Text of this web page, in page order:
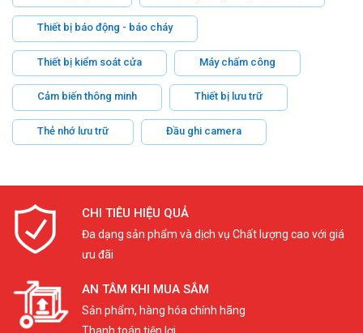
Thiết bị báo động - báo cháy
Thiết bị kiểm soát cửa Máy chấm công
Cảm biến thông minh Thiết bị lưu trữ
Thẻ nhớ lưu trữ Đầu ghi camera
CHI TIÊU HIỆU QUẢ
Đa dạng sản phẩm và dịch vụ Chất lượng cao với giá
ưu đãi
AN TÂM KHI MUA SẮM
Sản phẩm, hàng hóa chính hãng